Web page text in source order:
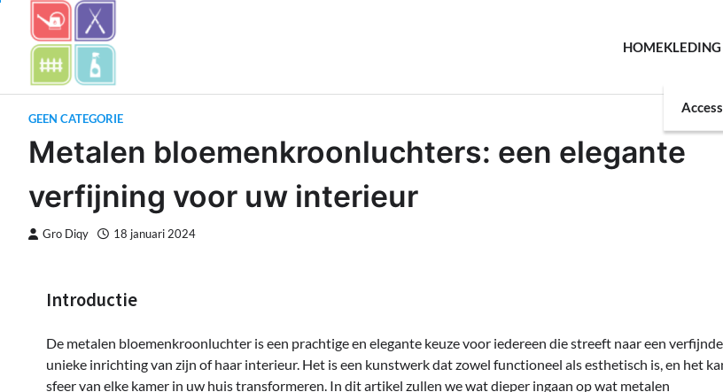
content
HOMEKLEDING
GEEN CATEGORIE
Metalen bloemenkroonluchters: een elegante
verfijning voor uw interieur
Gro Diqy 18 januari 2024
Introductie
De metalen bloemenkroonluchter is een prachtige en elegante keuze voor iedereen die streeft naar een
unieke inrichting van zijn of haar interieur. Het is een kunstwerk dat zowel functioneel als esthetisch is, en het
sfeer van elke kamer in uw huis transformeren. In dit artikel zullen we wat dieper ingaan op wat metalen